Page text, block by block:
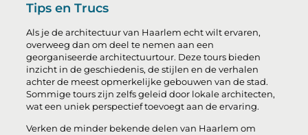
Tips en Trucs
Als je de architectuur van Haarlem echt wilt ervaren,
overweeg dan om deel te nemen aan een
georganiseerde architectuurtour. Deze tours bieden
inzicht in de geschiedenis, de stijlen en de verhalen
achter de meest opmerkelijke gebouwen van de stad.
Sommige tours zijn zelfs geleid door lokale architecten,
wat een uniek perspectief toevoegt aan de ervaring.
Verken de minder bekende delen van Haarlem om